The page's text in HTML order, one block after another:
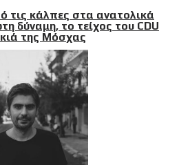
τις κάλπες στα ανατολικά
δύναμη, το τείχος του CDU
της Μόσχας